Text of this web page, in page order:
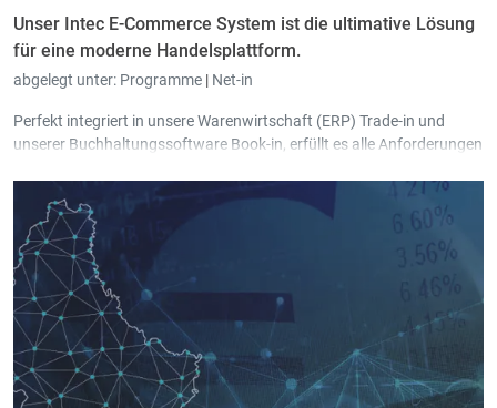
Unser Intec E-Commerce System ist die ultimative Lösung
für eine moderne Handelsplattform.
abgelegt unter: Programme | Net-in
Perfekt integriert in unsere Warenwirtschaft (ERP) Trade-in und
unserer Buchhaltungssoftware Book-in, erfüllt es alle Anforderungen
Bestellungen mühelos gepflegt werden können und alle Daten
nahezu in Echtzeit synchronisiert werden.